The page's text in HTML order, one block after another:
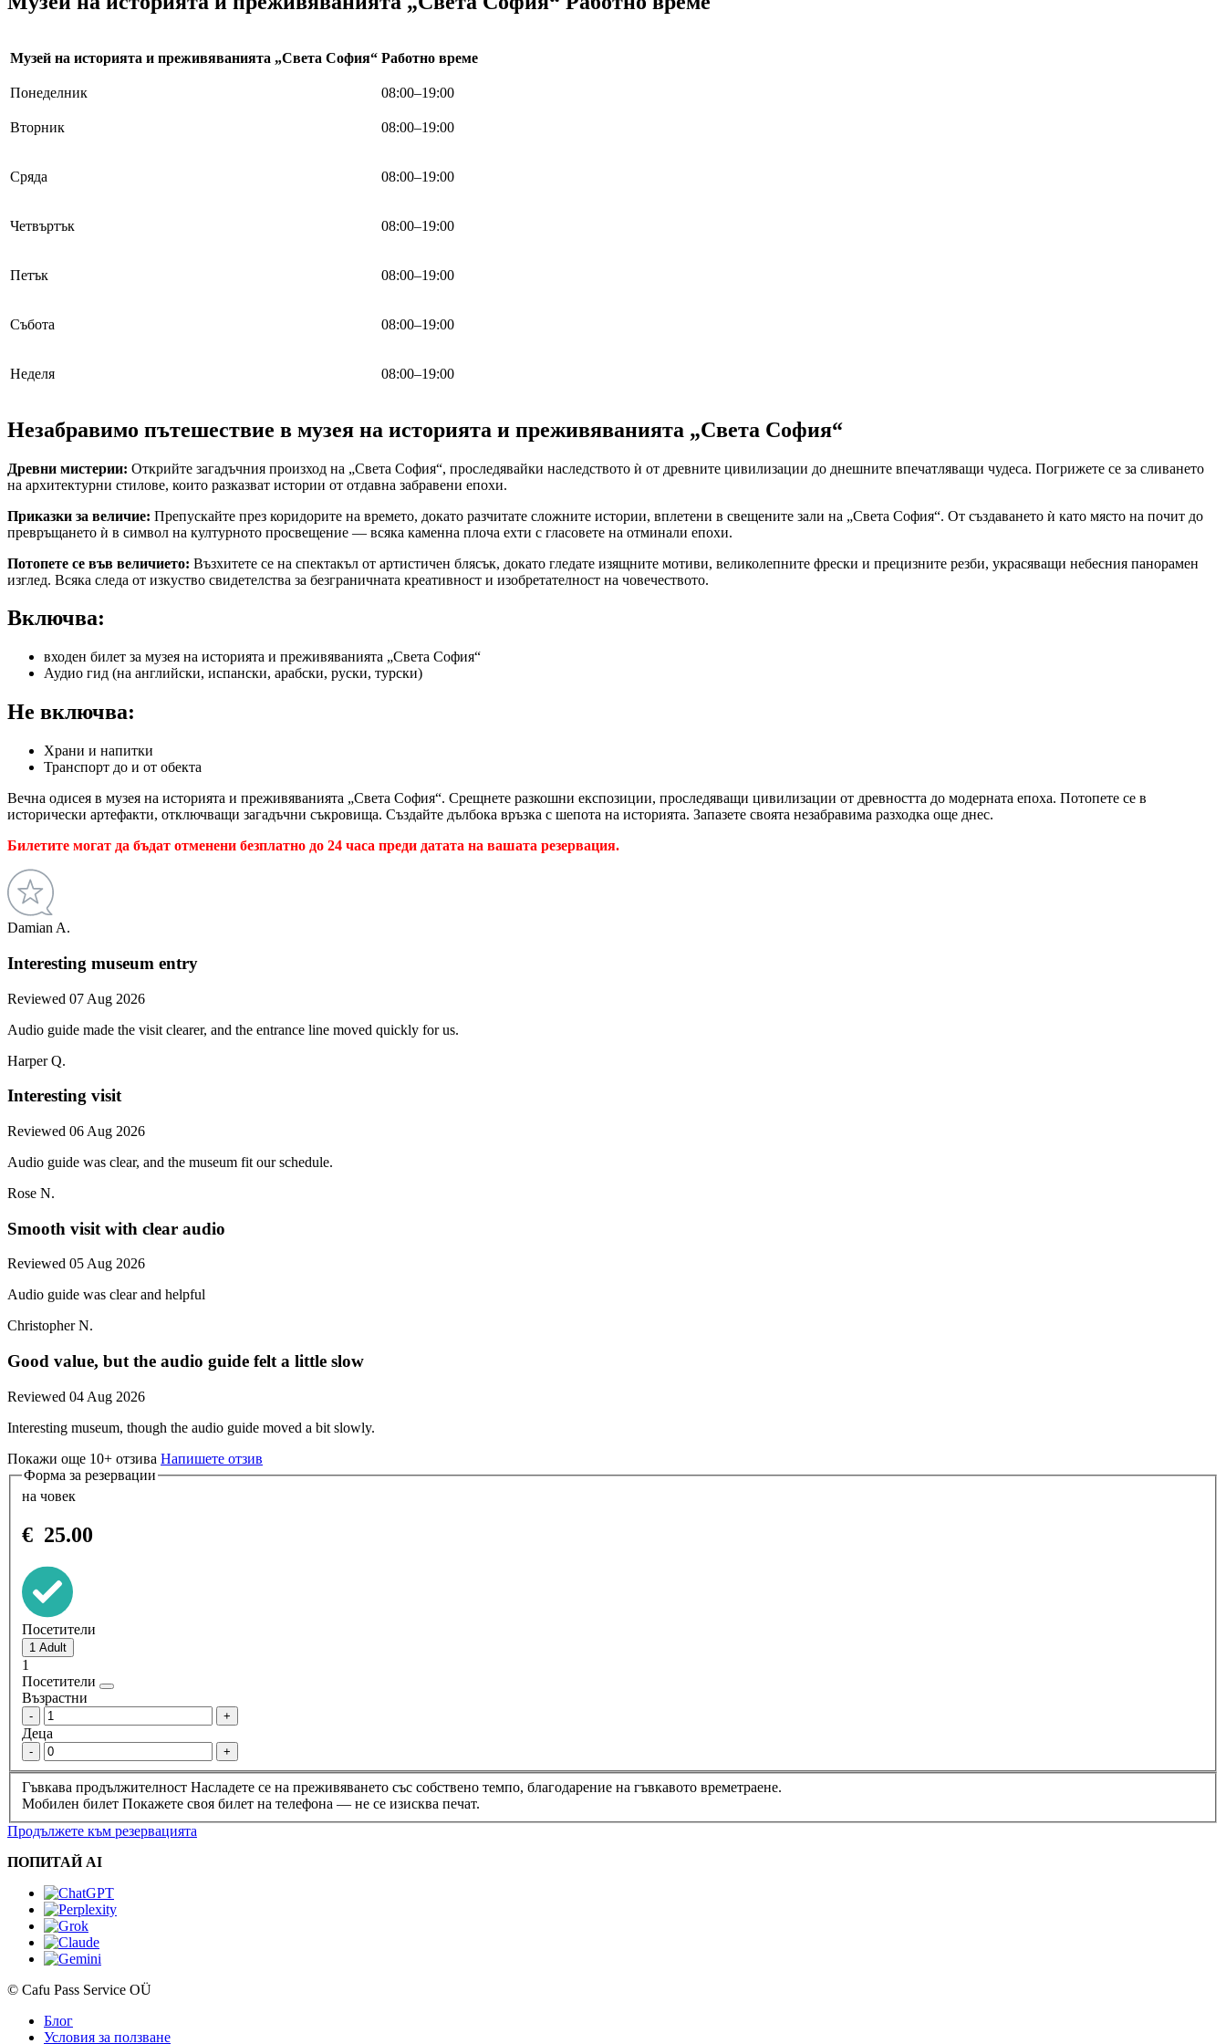
Музей на историята и преживяванията „Света София“ Работно време
Понеделник 08:00–19:00
Вторник 08:00–19:00
Сряда 08:00–19:00
Четвъртък 08:00–19:00
Петък 08:00–19:00
Събота 08:00–19:00
Неделя 08:00–19:00
Незабравимо пътешествие в музея на историята и преживяванията „Света София“
Древни мистерии: Открийте загадъчния произход на „Света София“, проследявайки наследството ѝ от древните цивилизации до днешните впечатляващи чудеса. Погрижете се за сливането
на архитектурни стилове, които разказват истории от отдавна забравени епохи.
Приказки за величие: Препускайте през коридорите на времето, докато разчитате сложните истории, вплетени в свещените зали на „Света София“. От създаването ѝ като място на почит до
превръщането ѝ в символ на културното просвещение — всяка каменна плоча ехти с гласовете на отминали епохи.
Потопете се във величието: Възхитете се на спектакъл от артистичен блясък, докато гледате изящните мотиви, великолепните фрески и прецизните резби, украсяващи небесния панорамен
изглед. Всяка следа от изкуство свидетелства за безграничната креативност и изобретателност на човечеството.
Включва:
входен билет за музея на историята и преживяванията „Света София“
Аудио гид (на английски, испански, арабски, руски, турски)
Не включва:
Храни и напитки
Транспорт до и от обекта
Вечна одисея в музея на историята и преживяванията „Света София“. Срещнете разкошни експозиции, проследяващи цивилизации от древността до модерната епоха. Потопете се в
исторически артефакти, отключващи загадъчни съкровища. Създайте дълбока връзка с шепота на историята. Запазете своята незабравима разходка още днес.
Билетите могат да бъдат отменени безплатно до 24 часа преди датата на вашата резервация.
Damian A.
Interesting museum entry
Reviewed 07 Aug 2026
Audio guide made the visit clearer, and the entrance line moved quickly for us.
Harper Q.
Interesting visit
Reviewed 06 Aug 2026
Audio guide was clear, and the museum fit our schedule.
Rose N.
Smooth visit with clear audio
Reviewed 05 Aug 2026
Audio guide was clear and helpful
Christopher N.
Good value, but the audio guide felt a little slow
Reviewed 04 Aug 2026
Interesting museum, though the audio guide moved a bit slowly.
Покажи още 10+ отзива Напишете отзив
Форма за резервации
на човек
€ 25.00
Посетители
1
Посетители
Възрастни
- +
Деца
- +
Гъвкава продължителност Насладете се на преживяването със собствено темпо, благодарение на гъвкавото времетраене.
Мобилен билет Покажете своя билет на телефона — не се изисква печат.
Продължете към резервацията
ПОПИТАЙ AI
© Cafu Pass Service OÜ
Блог
Условия за ползване